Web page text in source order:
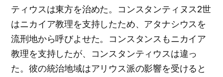
ティウスは東方を治めた。コンスタンティヌス2世
はニカイア教理を支持したため、アタナシウスを
流刑地から呼びよせた。コンスタンスもニカイア
教理を支持したが、コンスタンティウスは違っ
た。彼の統治地域はアリウス派の影響を受けると